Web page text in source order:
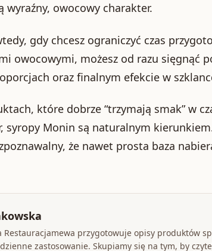
owocowy charakter.
gdy chcesz ograniczyć czas
owocowymi, możesz od razu sięgnąć
oraz finalnym efekcie w
które dobrze “trzymają smak” w
syropy Monin są naturalnym
że nawet prosta baza
Restauracjamewa przygotowuje opisy produktów
zastosowanie. Skupiamy się na tym, by